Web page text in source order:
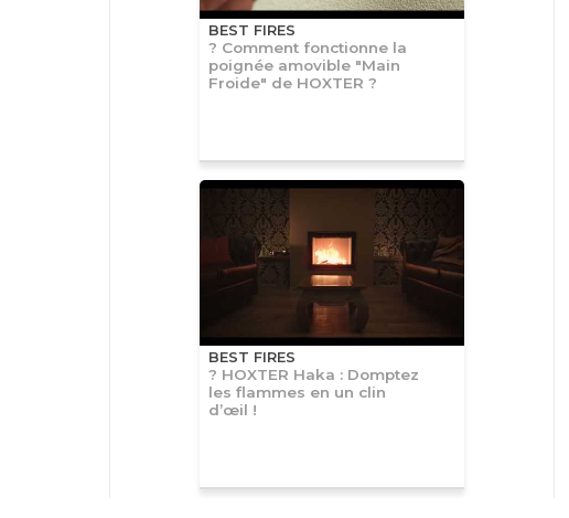
BEST FIRES
? Comment fonctionne la
poignée amovible "Main
Froide" de HOXTER ?
BEST FIRES
? HOXTER Haka : Domptez
les flammes en un clin
d’œil !